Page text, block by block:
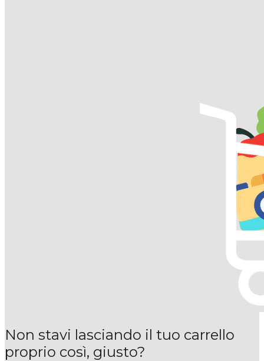
Non stavi lasciando il tuo carrello
proprio così, giusto?